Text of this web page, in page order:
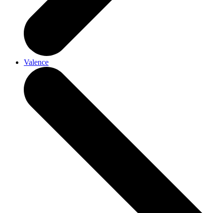
Valence